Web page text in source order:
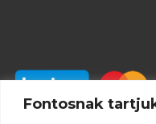
Fontosnak